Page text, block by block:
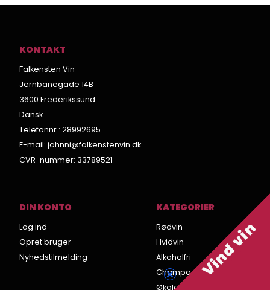
KONTAKT
Falkensten Vin
Jernbanegade 14B
3600 Frederikssund
Dansk
Telefonnr.: 28992695
E-mail: johnni@falkenstenvin.dk
CVR-nummer: 33789521
DIN KONTO
Log ind
Opret bruger
Nyhedstilmelding
KATEGORIER
Rødvin
Hvidvin
Alkoholfri
Champagne
Økologisk
Vind vin